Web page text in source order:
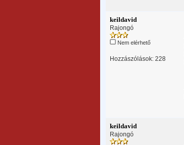
keildavid
Rajongó
Nem elérhető
Hozzászólások: 228
keildavid
Rajongó